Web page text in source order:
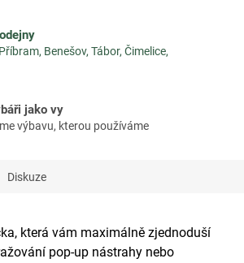
Benešov, Tábor, Čimelice,
jako vy
výbavu, kterou používáme
Diskuze
která vám maximálně zjednoduší
pop-up nástrahy nebo